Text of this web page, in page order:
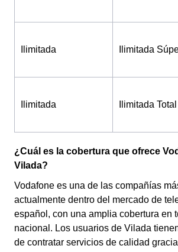
Ilimitada Ilimitada
Ilimitada Ilimitada Total
¿Cuál es la cobertura que ofrece
Vilada?
Vodafone es una de las compañías
actualmente dentro del mercado de
español, con una amplia cobertura en
nacional. Los usuarios de Vilada
de contratar servicios de calidad